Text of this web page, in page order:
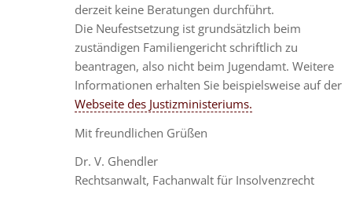
derzeit keine Beratungen durchführt.
Die Neufestsetzung ist grundsätzlich beim
zuständigen Familiengericht schriftlich zu
beantragen, also nicht beim Jugendamt. Weitere
Informationen erhalten Sie beispielsweise auf der
Webseite des Justizministeriums.
Mit freundlichen Grüßen
Dr. V. Ghendler
Rechtsanwalt, Fachanwalt für Insolvenzrecht